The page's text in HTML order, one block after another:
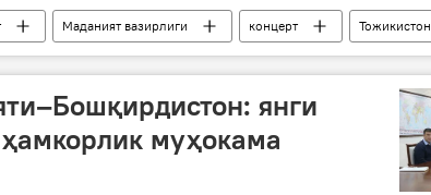
Маданият вазирлиги концерт
Тожикистон
янги
муҳокама